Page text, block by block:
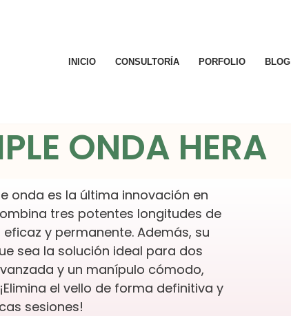
INICIO CONSULTORÍA PORFOLIO BLOG
ONDA HERA
onda es la última innovación en
tres potentes longitudes de
y permanente. Además, su
sea la solución ideal para dos
y un manípulo cómodo,
el vello de forma definitiva y
sesiones!